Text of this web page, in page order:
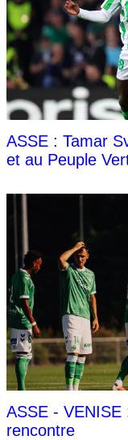
ASSE : Tamar
et au Peuple
ASSE -
rencontre